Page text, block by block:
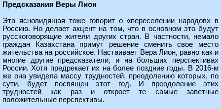
Предсказания Веры Лион
Эта ясновидящая тоже говорит о «переселении народов» в
Россию. Но делает акцент на том, что в основном это будут
русскоговорящие жители других стран. В частности, немало
граждан Казахстана примут решение сменить свое место
жительства на российское. Настаивает Вера Лион, равно как и
многие другие предсказатели, и на больших перспективах
России. Хотя предрекает их на более поздние годы. В 2016-м
же она увидела массу трудностей, преодолению которых, по
сути, будет посвящен этот год. И преодоление этих
трудностей как раз и откроет те самые заветные
положительные перспективы.